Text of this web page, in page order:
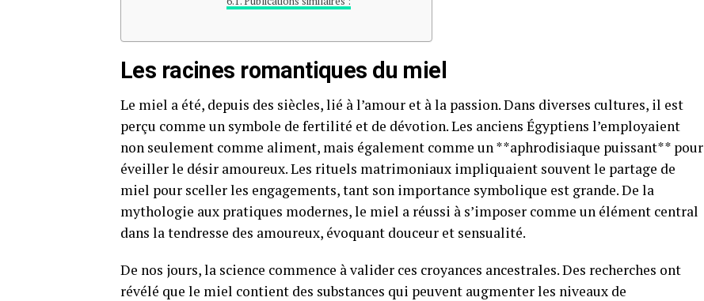
Les racines romantiques du miel
Le miel a été, depuis des siècles, lié à l’amour et à la passion. Dans diverses cultures, il est
perçu comme un symbole de fertilité et de dévotion. Les anciens Égyptiens l’employaient
non seulement comme aliment, mais également comme un **aphrodisiaque puissant** pour
éveiller le désir amoureux. Les rituels matrimoniaux impliquaient souvent le partage de
miel pour sceller les engagements, tant son importance symbolique est grande. De la
mythologie aux pratiques modernes, le miel a réussi à s’imposer comme un élément central
dans la tendresse des amoureux, évoquant douceur et sensualité.
De nos jours, la science commence à valider ces croyances ancestrales. Des recherches ont
révélé que le miel contient des substances qui peuvent augmenter les niveaux de